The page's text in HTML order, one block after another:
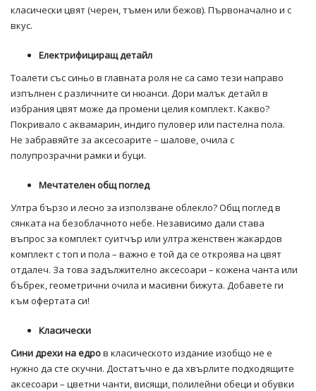
класически цвят (черен, тъмен или бежов). Първоначално и с
вкус.
Електрифициращ детайл
Тоалети със синьо в главната роля не са само тези направо
изпълнен с различните си нюанси. Дори малък детайл в
избрания цвят може да промени целия комплект. Какво?
Покривало с аквамарин, индиго пуловер или пастелна пола.
Не забравяйте за аксесоарите – шалове, очила с
полупрозрачни рамки и буци.
Мечтателен общ поглед
Ултра бързо и лесно за използване облекло? Общ поглед в
сянката на безоблачното небе. Независимо дали става
въпрос за комплект суитчър или ултра женствен жакардов
комплект с топ и пола – важно е той да се откроява на цвят
отдалеч. За това задължително аксесоари – кожена чанта или
бъбрек, геометрични очила и масивни бижута. Добавете ги
към офертата си!
Класически
Сини дрехи на едров класическото издание изобщо не е
нужно да сте скучни. Достатъчно е да хвърлите подходящите
аксесоари – цветни чанти, висящи, полилейни обеци и обувки